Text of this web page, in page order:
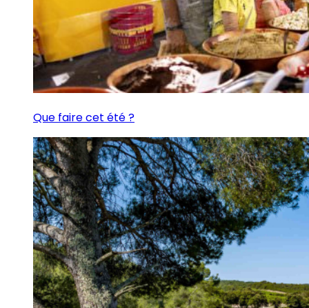
Que faire cet été ?